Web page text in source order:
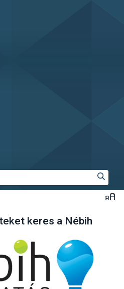
keres a Nébih